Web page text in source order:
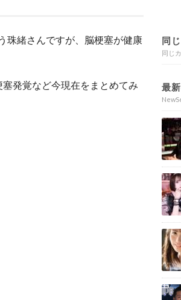
珠緒さんですが、脳梗塞が健康
発覚など今現在をまとめてみ
同
同じ
最